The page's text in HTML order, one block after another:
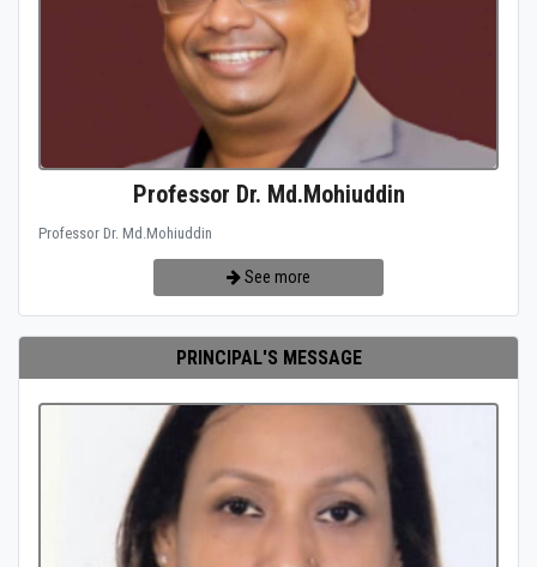
Professor Dr. Md.Mohiuddin
Professor Dr. Md.Mohiuddin
See more
PRINCIPAL'S MESSAGE